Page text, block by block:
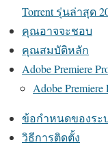
Torrent รุ่นล่าสุด
คุณอาจจะชอบ
คุณสมบัติหลัก
Adobe Premiere
Adobe
ข้อกำหนดของระ
วิธีการติดตั้ง